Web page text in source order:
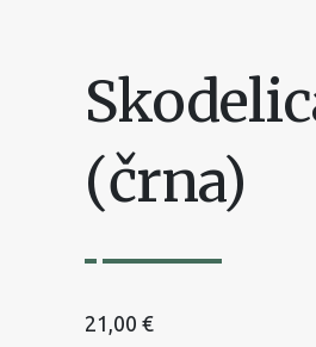
(črna)
21,00 €